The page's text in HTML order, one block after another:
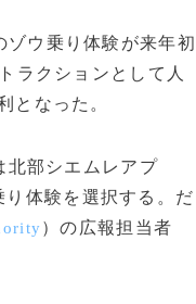
ゾウ乗り体験が来年初
ラクションとして人
となった。
北部シエムレアプ
体験を選択する。だ
）の広報担当者